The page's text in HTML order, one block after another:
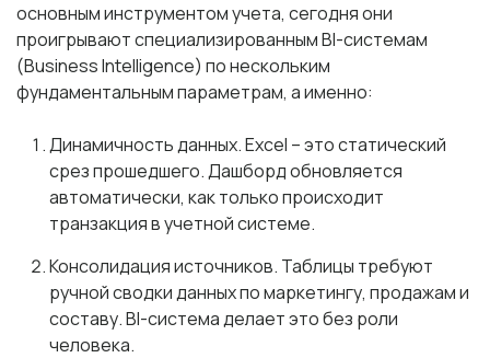
основным инструментом учета, сегодня они
проигрывают специализированным BI-системам
(Business Intelligence) по нескольким
фундаментальным параметрам, а именно:
Динамичность данных. Excel – это статический
срез прошедшего. Дашборд обновляется
автоматически, как только происходит
транзакция в учетной системе.
Консолидация источников. Таблицы требуют
ручной сводки данных по маркетингу, продажам и
составу. BI-система делает это без роли
человека.